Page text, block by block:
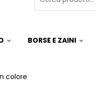
BORSE E ZAINI
colore